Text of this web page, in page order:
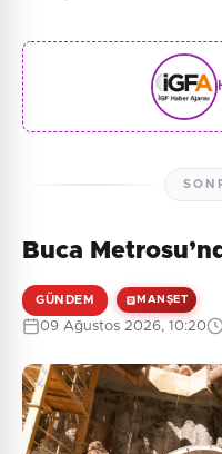
Buca
GÜNDEM MANŞET
09 Ağustos 2026, 10:20